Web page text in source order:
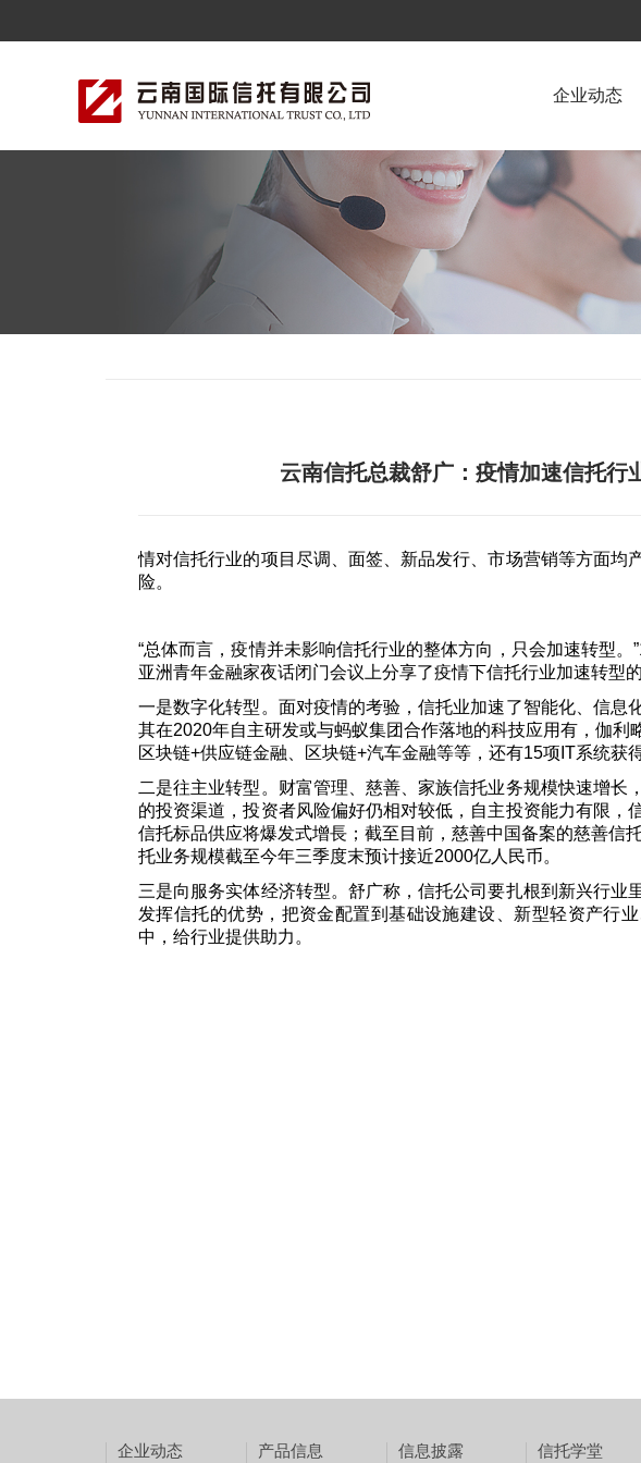
企业动态
云南信托总裁舒广：疫情加速信托行
情对信托行业的项目尽调、面签、新品发行、市场营销等方面均
险。
“总体而言，疫情并未影响信托行业的整体方向，只会加速转型
亚洲青年金融家夜话闭门会议上分享了疫情下信托行业加速转型的
一是数字化转型。面对疫情的考验，信托业加速了智能化、信息
其在2020年自主研发或与蚂蚁集团合作落地的科技应用有，伽利
区块链+供应链金融、区块链+汽车金融等等，还有15项IT系统获
二是往主业转型。财富管理、慈善、家族信托业务规模快速增长
的投资渠道，投资者风险偏好仍相对较低，自主投资能力有限，
信托标品供应将爆发式增長；截至目前，慈善中国备案的慈善信
托业务规模截至今年三季度末预计接近2000亿人民币。
三是向服务实体经济转型。舒广称，信托公司要扎根到新兴行业
发挥信托的优势，把资金配置到基础设施建设、新型轻资产行
中，给行业提供助力。
企业动态 产品信息 信息披露 信托学堂